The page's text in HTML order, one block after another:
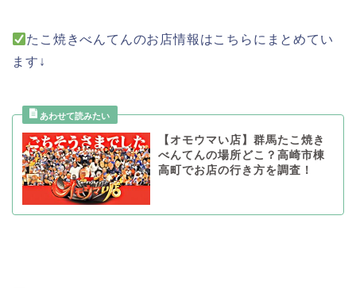
たこ焼きべんてんのお店情報はこちらにまとめてい
ます↓
【オモウマい店】群馬たこ焼き
べんてんの場所どこ？高崎市棟
高町でお店の行き方を調査！